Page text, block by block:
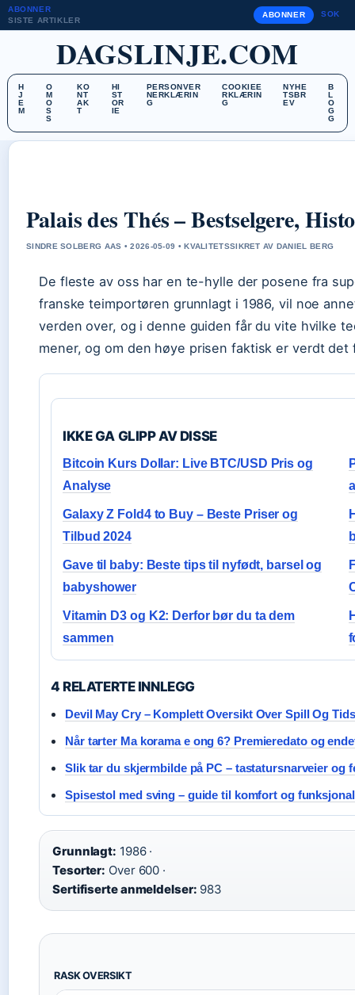
ABONNER
SISTE ARTIKLER
ABONNER SOK
DAGSLINJE.COM
H
J
E
M
O
M
O
S
S
KO
NT
AK
T
HI
ST
OR
IE
PERSONVER
NERKLÆRIN
G
COOKIEE
RKLÆRIN
G
NYHE
TSBR
EV
B
L
O
G
G
Palais des Thés – Bestselgere,
SINDRE SOLBERG AAS • 2026-05-09 • KVALITETSSIKRET AV DANIEL BERG
De fleste av oss har en te-hylle der posene fra
franske teimportøren grunnlagt i 1986, vil noe
verden over, og i denne guiden får du vite hvilke
mener, og om den høye prisen faktisk er verdt det
IKKE GA GLIPP AV DISSE
Bitcoin Kurs Dollar: Live BTC/USD Pris og
Analyse
Galaxy Z Fold4 to Buy – Beste Priser og
Tilbud 2024
Gave til baby: Beste tips til nyfødt, barsel og
babyshower
Vitamin D3 og K2: Derfor bør du ta dem
sammen
4 RELATERTE INNLEGG
Devil May Cry – Komplett Oversikt Over Spill Og
Når tarter Ma korama e ong 6? Premieredato og
Slik tar du skjermbilde på PC – tastatursnarveier og
Spisestol med sving – guide til komfort og
Grunnlagt: 1986 ·
Tesorter: Over 600 ·
Sertifiserte anmeldelser: 983
RASK OVERSIKT